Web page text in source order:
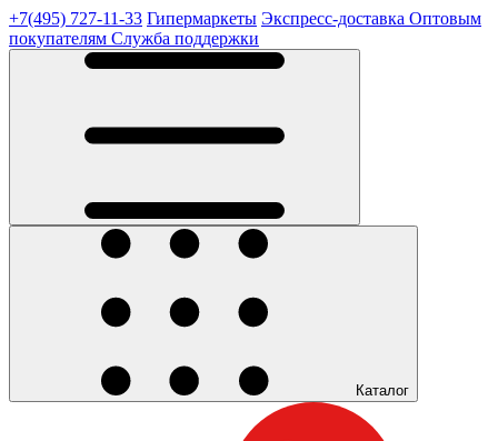
+7(495) 727-11-33 Гипермаркеты Экспресс-доставка Оптовым
покупателям Служба поддержки
Каталог